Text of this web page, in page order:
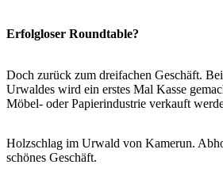
Erfolgloser Roundtable?
Doch zurück zum dreifachen Geschäft.
Urwaldes wird ein erstes Mal Kasse
Möbel- oder Papierindustrie verkauft
Holzschlag im Urwald von Kamerun.
schönes Geschäft.